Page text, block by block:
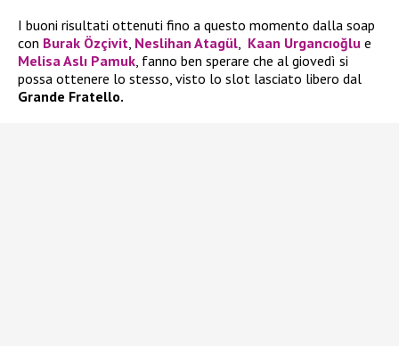
I buoni risultati ottenuti fino a questo momento dalla soap
con Burak Özçivit, Neslihan Atagül, Kaan Urgancıoğlu e
Melisa Aslı Pamuk, fanno ben sperare che al giovedì si
possa ottenere lo stesso, visto lo slot lasciato libero dal
Grande Fratello.